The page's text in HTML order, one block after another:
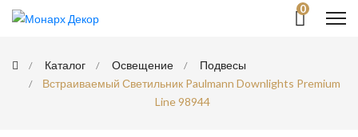
0
Каталог Освещение
Подвесы
Встраиваемый Светильник Paulmann Downlights Premium
Line 98944